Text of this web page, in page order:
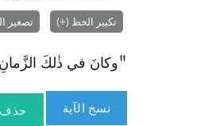
تكبير الخط (+) تصغير
"وكانَ في ذٰلكَ الزَّمانِ
نسخ الآية حذف